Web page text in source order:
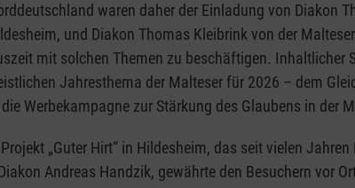
waren daher der Einladung von Diakon
und Diakon Thomas Kleibrink von der
mit solchen Themen zu beschäftigen. Inhaltlicher
Jahresthema der Malteser für 2026 – dem
Werbekampagne zur Stärkung des Glaubens in der
„Guter Hirt“ in Hildesheim, das seit vielen
Andreas Handzik, gewährte den Besuchern vor